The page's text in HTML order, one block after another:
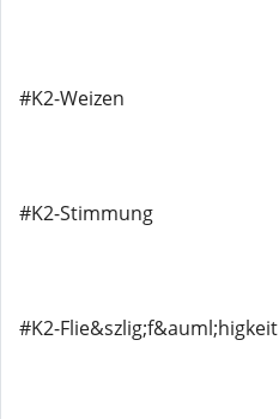
#K2-Weizen
#K2-Stimmung
#K2-Flie&szlig;f&auml;higkeit